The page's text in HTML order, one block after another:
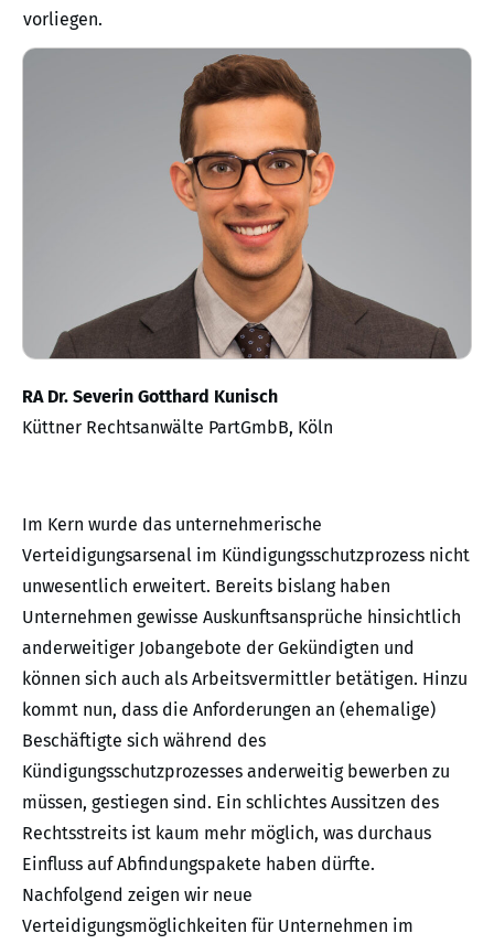
vorliegen.
RA Dr. Severin Gotthard Kunisch
Küttner Rechtsanwälte PartGmbB, Köln
Im Kern wurde das unternehmerische
Verteidigungsarsenal im Kündigungsschutzprozess nicht
unwesentlich erweitert. Bereits bislang haben
Unternehmen gewisse Auskunftsansprüche hinsichtlich
anderweitiger Jobangebote der Gekündigten und
können sich auch als Arbeitsvermittler betätigen. Hinzu
kommt nun, dass die Anforderungen an (ehemalige)
Beschäftigte sich während des
Kündigungsschutzprozesses anderweitig bewerben zu
müssen, gestiegen sind. Ein schlichtes Aussitzen des
Rechtsstreits ist kaum mehr möglich, was durchaus
Einfluss auf Abfindungspakete haben dürfte.
Nachfolgend zeigen wir neue
Verteidigungsmöglichkeiten für Unternehmen im